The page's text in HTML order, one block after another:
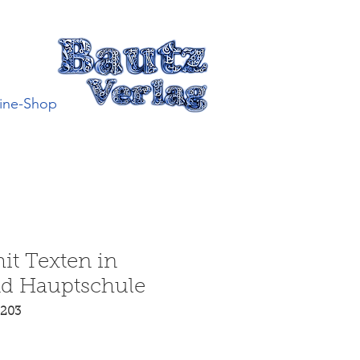
Shop
Texten in
Hauptschule